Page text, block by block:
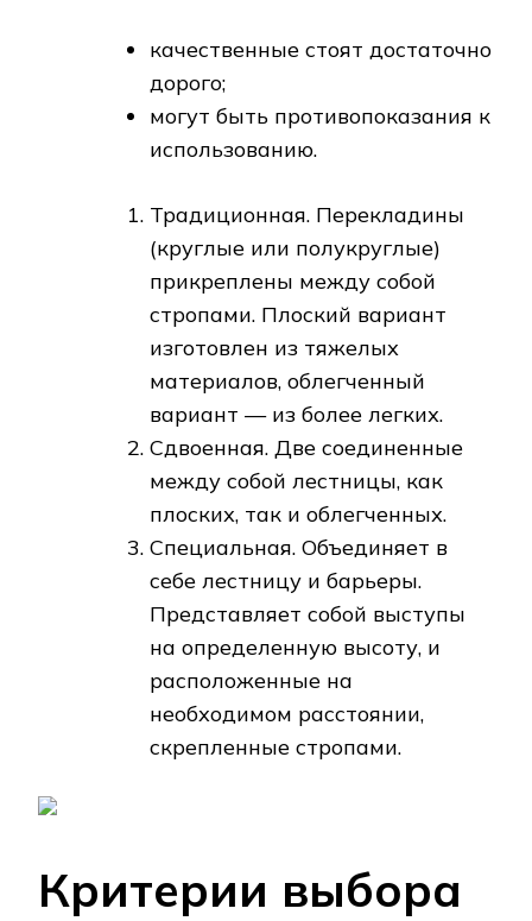
качественные стоят достаточно
дорого;
могут быть противопоказания к
использованию.
Традиционная. Перекладины
(круглые или полукруглые)
прикреплены между собой
стропами. Плоский вариант
изготовлен из тяжелых
материалов, облегченный
вариант — из более легких.
Сдвоенная. Две соединенные
между собой лестницы, как
плоских, так и облегченных.
Специальная. Объединяет в
себе лестницу и барьеры.
Представляет собой выступы
на определенную высоту, и
расположенные на
необходимом расстоянии,
скрепленные стропами.
Критерии выбора